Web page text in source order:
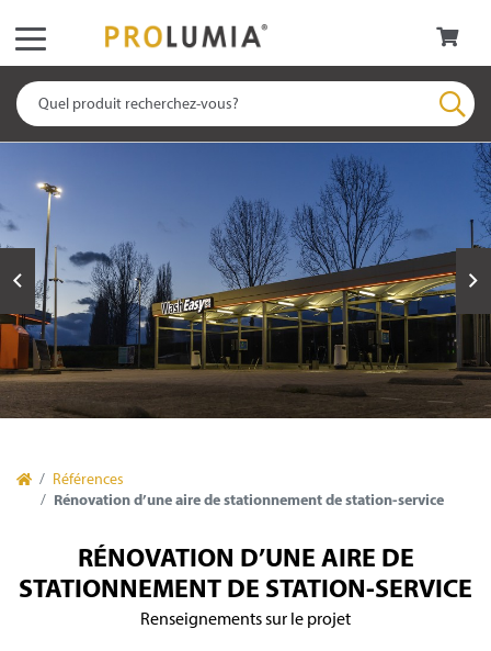
Références
Rénovation d’une aire de stationnement de station-service
RÉNOVATION D’UNE AIRE DE
STATIONNEMENT DE STATION-SERVICE
Renseignements sur le projet